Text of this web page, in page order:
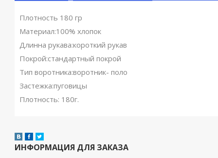
Плотность 180 гр
Материал:100% хлопок
Длинна рукава:короткий рукав
Покрой:стандартный покрой
Тип воротника:воротник- поло
Застежка:пуговицы
Плотность: 180г.
ИНФОРМАЦИЯ ДЛЯ ЗАКАЗА